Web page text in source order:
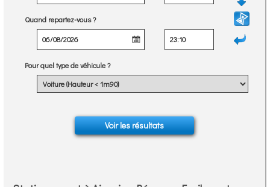
Quand repartez-vous ?
Pour quel type de véhicule ?